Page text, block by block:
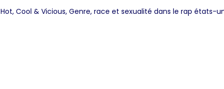
Hot, Cool & Vicious, Genre, race et sexualité dans le rap états-